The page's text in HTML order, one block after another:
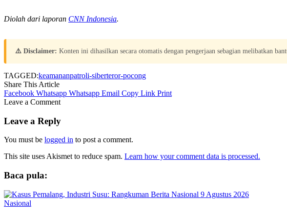
Diolah dari laporan CNN Indonesia.
⚠️ Disclaimer: Konten ini dihasilkan secara otomatis dengan pengerjaan sebagian melibatkan
TAGGED:keamananpatroli-siberteror-pocong
Share This Article
Facebook Whatsapp Whatsapp Email Copy Link Print
Leave a Comment
Leave a Reply
You must be logged in to post a comment.
This site uses Akismet to reduce spam. Learn how your comment data is processed.
Baca pula:
Nasional